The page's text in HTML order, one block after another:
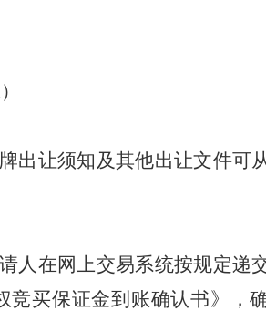
）
出让须知及其他出让文件可
人在网上交易系统按规定递
买保证金到账确认书》，